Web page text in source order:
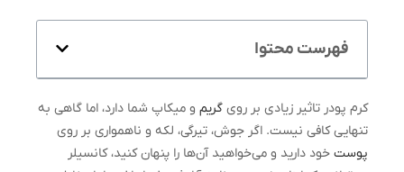
فهرست محتوا
کرم پودر تاثیر زیادی بر روی گریم و میکاپ شما دارد، اما گاهی به
تنهایی کافی نیست. اگر جوش، تیرگی، لکه و ناهمواری بر روی
پوست خود دارید و می‌خواهید آن‌ها را پنهان کنید، کانسیلر